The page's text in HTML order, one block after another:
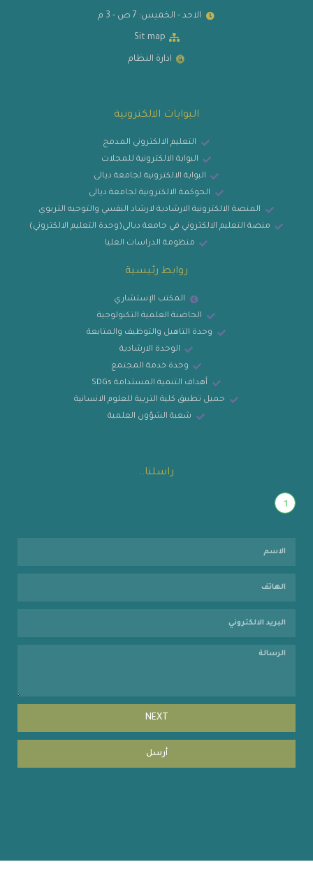
الاحد - الخميس: 7 ص - 3 م
Sit map
ادارة النظام
البوابات الالكترونية
التعليم الالكتروني المدمج
البوابة الالكترونية للمجلات
البوابة الالكترونية لجامعة ديالى
الحوكمة الالكترونية لجامعة ديالى
المنصة الالكترونية الارشادية لارشاد النفسي والتوجيه التربوي
منصة التعليم الالكتروني في جامعة ديالى(وحدة التعليم الالكتروني)
منظومة الدراسات العليا
روابط رئيسية
المكتب الإستشاري
الحاضنة العلمية التكنولوجية
وحدة التاهيل والتوظيف والمتابعة
الوحدة الارشادية
وحدة خدمة المجتمع
أهداف التنمية المستدامة SDGs
حميل تطبيق كلية التربية للعلوم الانسانية
شعبة الشؤون العلمية
راسلنا..
1
NEXT
أرسل